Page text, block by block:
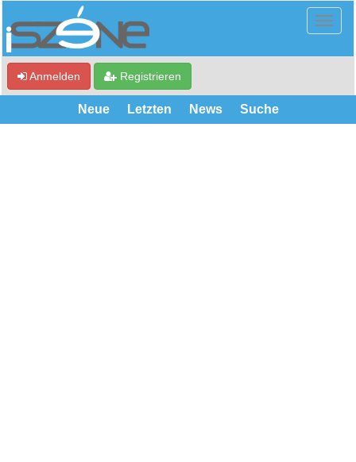
Anmelden Registrieren
Neue Letzten News Suche